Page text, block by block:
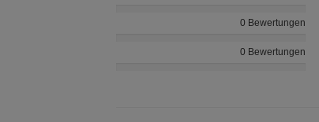
0 Bewertungen
0 Bewertungen